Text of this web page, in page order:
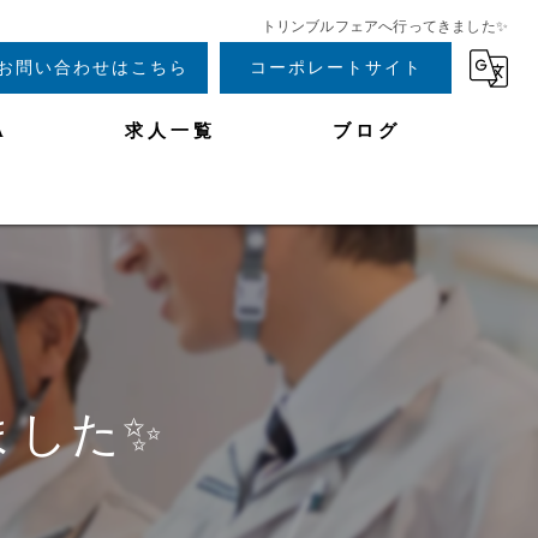
トリンブルフェアへ行ってきました✨️
問い合わせはこちら コーポレートサイト
求人一覧 ブログ
た✨️